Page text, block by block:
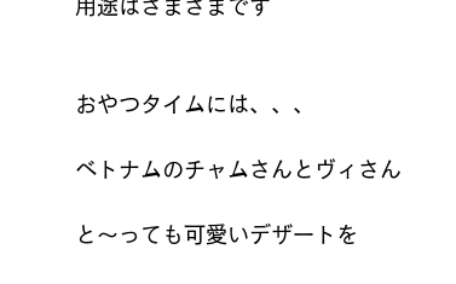
用途はさまざまです
おやつタイムには、、、
ベトナムのチャムさんとヴィさん
と～っても可愛いデザートを